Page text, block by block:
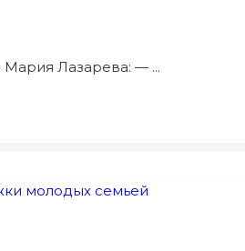
Мария Лазарева: — ...